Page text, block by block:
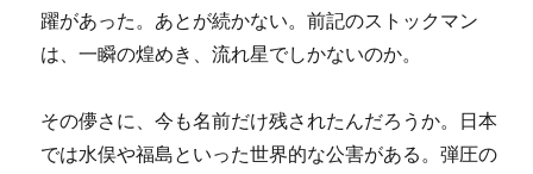
躍があった。あとが続かない。前記のストックマン
は、一瞬の煌めき、流れ星でしかないのか。
その儚さに、今も名前だけ残されたんだろうか。日本
では水俣や福島といった世界的な公害がある。弾圧の